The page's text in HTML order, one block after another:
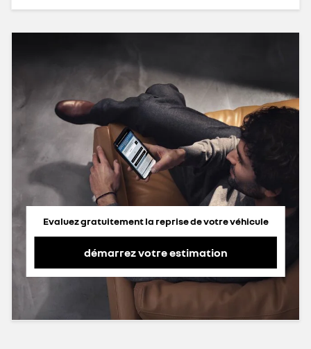
Evaluez gratuitement la reprise de votre véhicule
démarrez votre estimation